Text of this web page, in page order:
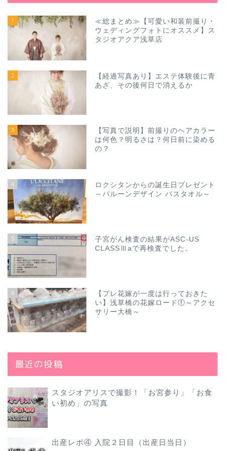
1
≪総まとめ≫【可愛い和装前撮り・
ウェディングフォトにオススメ】ス
タジオアクア浅草店
2
【経過写真あり】エステ体験後に青
あざ、その後何日で消えるか
3
【写真で説明】前撮りのヘアカラー
は何色？明るさは？何日前に染める
の？
4
ロクシタンからの誕生日プレゼント
～バルーンデザイン バスタオル～
5
子宮がん検査の結果がASC-US
CLASSⅢaで再検査でした。
6
【プレ花嫁が一度は行っておきた
い】浅草橋の花嫁ロード①～アクセ
サリー大橋～
最近の投稿
スタジオアリスで撮影！「お宮参り」「お食
い初め」の写真
出産レポ④ 入院２日目（出産日当日）